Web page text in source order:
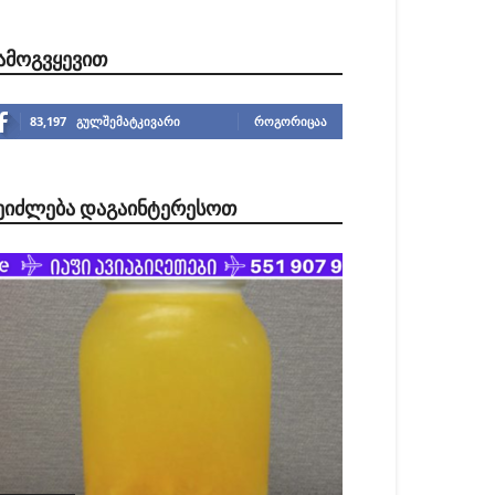
83,197 გულშემატკივარი ᲠᲝᲒᲝᲠᲘᲪᲐᲐ
ᲓᲐᲒᲐᲘᲜᲢᲔᲠᲔᲡᲝᲗ